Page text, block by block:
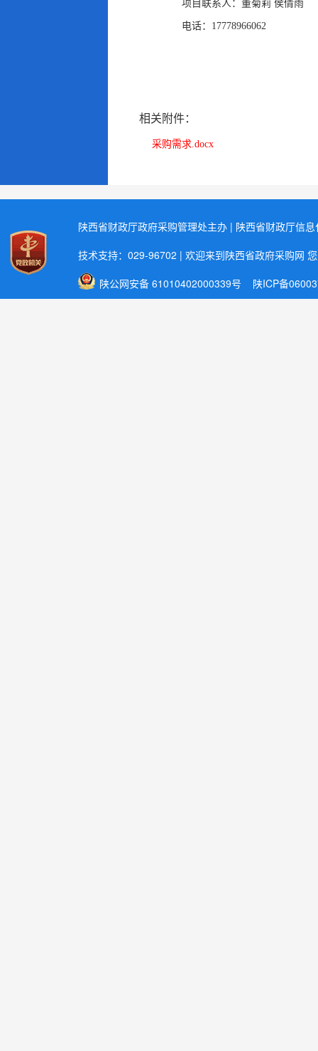
项目联系人： 董菊莉 侯倩雨
电话： 17778966062
相关附件：
采购需求.docx
陕西省财政厅政府采购管理处主办 | 陕西省财政厅信
技术支持：029-96702 | 欢迎来到陕西省政府采购网
陕公网安备 61010402000339号 陕ICP备